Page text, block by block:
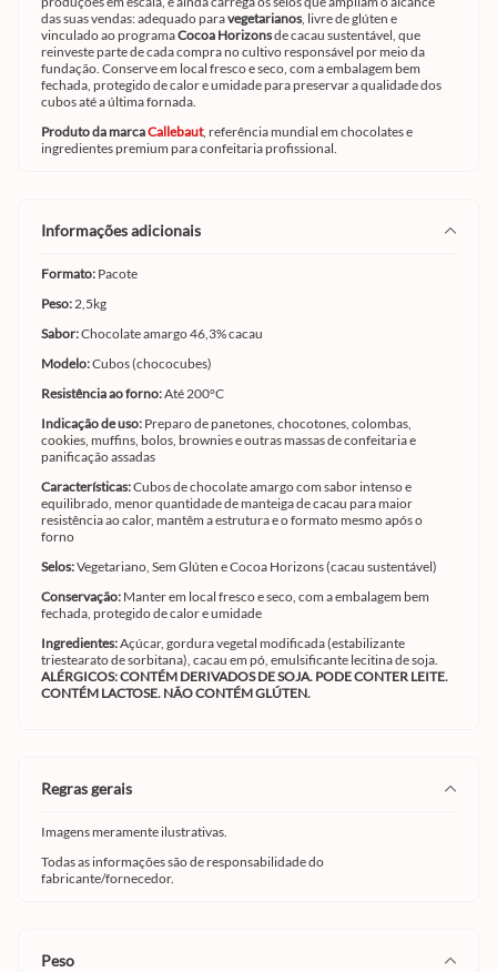
das suas vendas: adequado paravegetarianos, livre de glúten e
vinculado ao programaCocoa Horizonsde cacau sustentável, que
reinveste parte de cada compra no cultivo responsável por meio da
fundação. Conserve em local fresco e seco, com a embalagem bem
fechada, protegido de calor e umidade para preservar a qualidade dos
cubos até a última fornada.
Produto da marcaCallebaut, referência mundial em chocolates e
ingredientes premium para confeitaria profissional.
informações adicionais
Formato: Pacote
Peso:2,5kg
Sabor:Chocolate amargo 46,3% cacau
Modelo:Cubos (chococubes)
Resistência ao forno:Até 200°C
Indicação de uso: Preparo de panetones, chocotones, colombas,
cookies, muffins, bolos, brownies e outras massas de confeitaria e
panificação assadas
Características:Cubos de chocolate amargo com sabor intenso e
equilibrado, menor quantidade de manteiga de cacau para maior
resistência ao calor, mantêm a estrutura e o formato mesmo após o
forno
Selos:Vegetariano, Sem Glúten e Cocoa Horizons (cacau sustentável)
Conservação: Manter em local fresco e seco, com a embalagem bem
fechada, protegido de calor e umidade
Ingredientes:Açúcar, gordura vegetal modificada (estabilizante
triestearato de sorbitana), cacau em pó, emulsificante lecitina de soja.
ALÉRGICOS: CONTÉM DERIVADOS DE SOJA. PODE CONTER LEITE.
CONTÉM LACTOSE. NÃO CONTÉM GLÚTEN.
regras gerais
Imagens meramente ilustrativas.
Todas as informações são de responsabilidade do
fabricante/fornecedor.
peso